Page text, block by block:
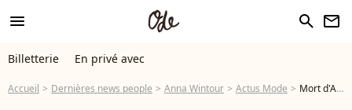
menu search newsletter
Billetterie En privé avec
Accueil Dernières news people Anna Wintour Actus Mode Mort d'André Leon Talley : Le monde de la mode en deuil